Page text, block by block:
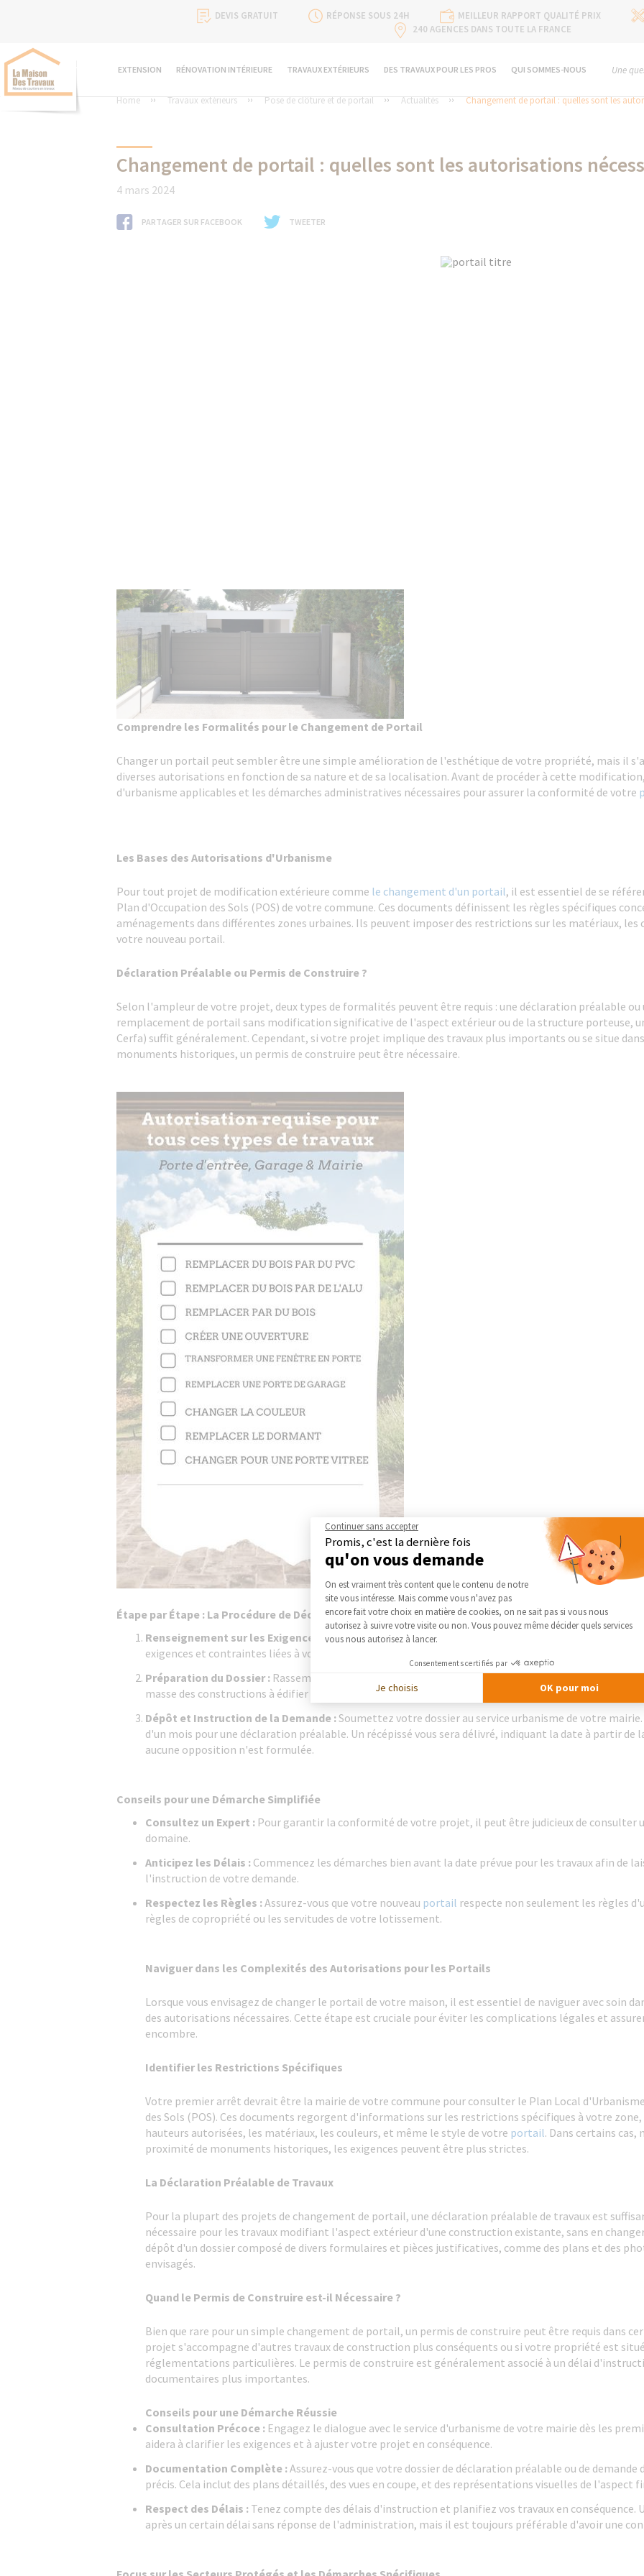
DEVIS GRATUIT RÉPONSE SOUS 24H MEILLEUR RAPPORT QUALITÉ PRIX
240 AGENCES DANS TOUTE LA FRANCE
EXTENSION RÉNOVATION INTÉRIEURE TRAVAUX EXTÉRIEURS DES TRAVAUX POUR LES PROS QUI SOMMES-NOUS Une
Home Travaux extérieurs Pose de clôture et de portail Actualités Changement de portail : quelles sont les
Changement de portail : quelles sont les autorisations
4 mars 2024
PARTAGER SUR FACEBOOK TWEETER
Comprendre les Formalités pour le Changement de Portail
Changer un portail peut sembler être une simple amélioration de l'esthétique de votre propriété, mais il
diverses autorisations en fonction de sa nature et de sa localisation. Avant de procéder à cette
d'urbanisme applicables et les démarches administratives nécessaires pour assurer la conformité de votre
Les Bases des Autorisations d'Urbanisme
Pour tout projet de modification extérieure comme le changement d'un portail, il est essentiel de se
Plan d'Occupation des Sols (POS) de votre commune. Ces documents définissent les règles spécifiques
aménagements dans différentes zones urbaines. Ils peuvent imposer des restrictions sur les matériaux,
votre nouveau portail.
Déclaration Préalable ou Permis de Construire ?
Selon l'ampleur de votre projet, deux types de formalités peuvent être requis : une déclaration préalable
remplacement de portail sans modification significative de l'aspect extérieur ou de la structure porteuse,
Cerfa) suffit généralement. Cependant, si votre projet implique des travaux plus importants ou se situe
monuments historiques, un permis de construire peut être nécessaire.
Étape par Étape : La Procédure de Déclaration
Renseignement sur les Exigences Locales : Visitez le service urbanisme de votre mairie pour
exigences et contraintes liées à votre projet.
Préparation du Dossier : Rassemblez les documents nécessaires pour votre déclaration,
masse des constructions à édifier ou à modifier, et des représentations du portail avant et après les
Dépôt et Instruction de la Demande :Soumettez votre dossier au service urbanisme de votre
d'un mois pour une déclaration préalable. Un récépissé vous sera délivré, indiquant la date à partir
aucune opposition n'est formulée.
Conseils pour une Démarche Simplifiée
Consultez un Expert : Pour garantir la conformité de votre projet, il peut être judicieux de consulter
domaine.
Anticipez les Délais : Commencez les démarches bien avant la date prévue pour les travaux afin de
l'instruction de votre demande.
Respectez les Règles :Assurez-vous que votre nouveau portail respecte non seulement les règles
règles de copropriété ou les servitudes de votre lotissement.
Naviguer dans les Complexités des Autorisations pour les Portails
Lorsque vous envisagez de changer le portail de votre maison, il est essentiel de naviguer avec soin
des autorisations nécessaires. Cette étape est cruciale pour éviter les complications légales et
encombre.
Identifier les Restrictions Spécifiques
Votre premier arrêt devrait être la mairie de votre commune pour consulter le Plan Local
des Sols (POS). Ces documents regorgent d'informations sur les restrictions spécifiques à votre
hauteurs autorisées, les matériaux, les couleurs, et même le style de votre portail. Dans certains
proximité de monuments historiques, les exigences peuvent être plus strictes.
La Déclaration Préalable de Travaux
Pour la plupart des projets de changement de portail, une déclaration préalable de travaux est
nécessaire pour les travaux modifiant l'aspect extérieur d'une construction existante, sans en
dépôt d'un dossier composé de divers formulaires et pièces justificatives, comme des plans et des
envisagés.
Quand le Permis de Construire est-il Nécessaire ?
Bien que rare pour un simple changement de portail, un permis de construire peut être requis dans
projet s'accompagne d'autres travaux de construction plus conséquents ou si votre propriété est
réglementations particulières. Le permis de construire est généralement associé à un délai
documentaires plus importantes.
Conseils pour une Démarche Réussie
Consultation Précoce : Engagez le dialogue avec le service d'urbanisme de votre mairie dès les
aidera à clarifier les exigences et à ajuster votre projet en conséquence.
Documentation Complète :Assurez-vous que votre dossier de déclaration préalable ou de
précis. Cela inclut des plans détaillés, des vues en coupe, et des représentations visuelles de l'aspect
Respect des Délais : Tenez compte des délais d'instruction et planifiez vos travaux en
après un certain délai sans réponse de l'administration, mais il est toujours préférable d'avoir une
Continuer sans accepter
Promis, c'est la dernière fois
qu'on vous demande
Plateforme de Gestion du Consentement :
On est vraiment très content que le contenu de notre
site vous intéresse. Mais comme vous n'avez pas
encore fait votre choix en matière de cookies, on ne sait pas si vous nous
autorisez à suivre votre visite ou non. Vous pouvez même décider quels services
vous nous autorisez à lancer.
Consentements certifiés par
Je choisis OK pour moi
Axeptio consent